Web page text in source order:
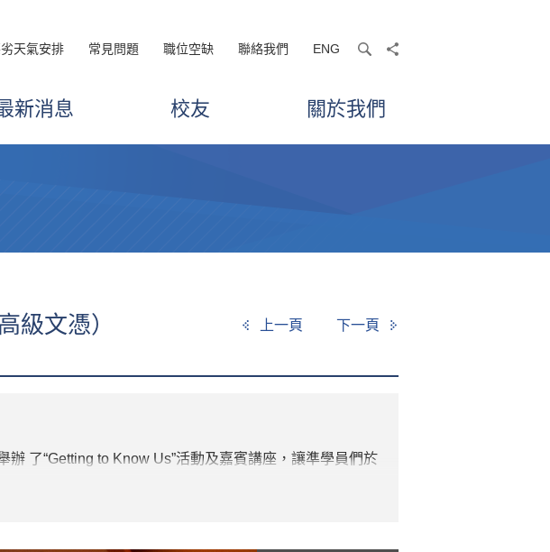
天氣安排 常見問題 職位空缺 聯絡我們 ENG searchshare
新消息 校友 關於我們
文憑） 上一頁 下一頁
了“Getting to Know Us”活動及嘉賓講座，讓準學員們於